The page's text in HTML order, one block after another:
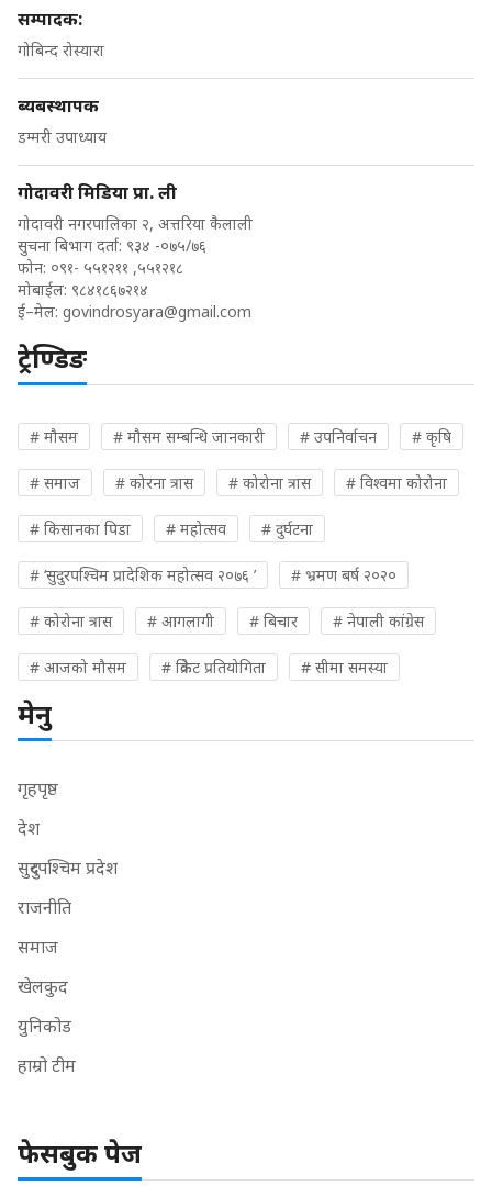
सम्पादक:
गोबिन्द रोस्यारा
ब्यबस्थापक
डम्मरी उपाध्याय
गोदावरी मिडिया प्रा. ली
गोदावरी नगरपालिका २, अत्तरिया कैलाली
सुचना बिभाग दर्ता: ९३४ -०७५/७६
फोन: ०९१- ५५१२११ ,५५१२१८
मोबाईल: ९८४१८६७२१४
ई–मेल: govindrosyara@gmail.com
ट्रेण्डिङ
# मौसम # मौसम सम्बन्धि जानकारी # उपनिर्वाचन # कृषि
# समाज # कोरना त्रास # कोरोना त्रास # विश्वमा कोरोना
# किसानका पिडा # महोत्सव # दुर्घटना
# ‘सुदुरपश्चिम प्रादेशिक महोत्सव २०७६ ’ # भ्रमण बर्ष २०२०
# कोरोना त्रास # आगलागी # बिचार # नेपाली कांग्रेस
# आजको मौसम # क्रिकेट प्रतियोगिता # सीमा समस्या
मेनु
गृहपृष्ठ
देश
सुदुरपश्चिम प्रदेश
राजनीति
समाज
खेलकुद
युनिकोड
हाम्रो टीम
फेसबुक पेज